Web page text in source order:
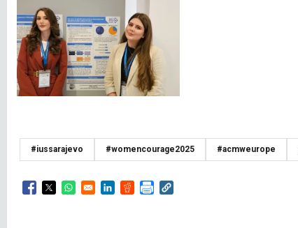
#iussarajevo #womencourage2025 #acmweurope
Opens in a new window
Opens in a new window
Opens in a new window
Opens in a new window
Opens in a new window